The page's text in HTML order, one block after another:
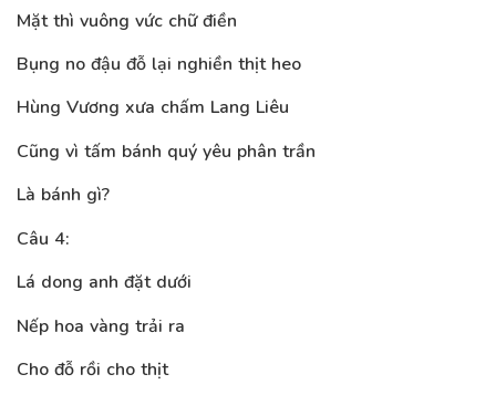
Mặt thì vuông vức chữ điền
Bụng no đậu đỗ lại nghiền thịt heo
Hùng Vương xưa chấm Lang Liêu
Cũng vì tấm bánh quý yêu phân trần
Là bánh gì?
Câu 4:
Lá dong anh đặt dưới
Nếp hoa vàng trải ra
Cho đỗ rồi cho thịt